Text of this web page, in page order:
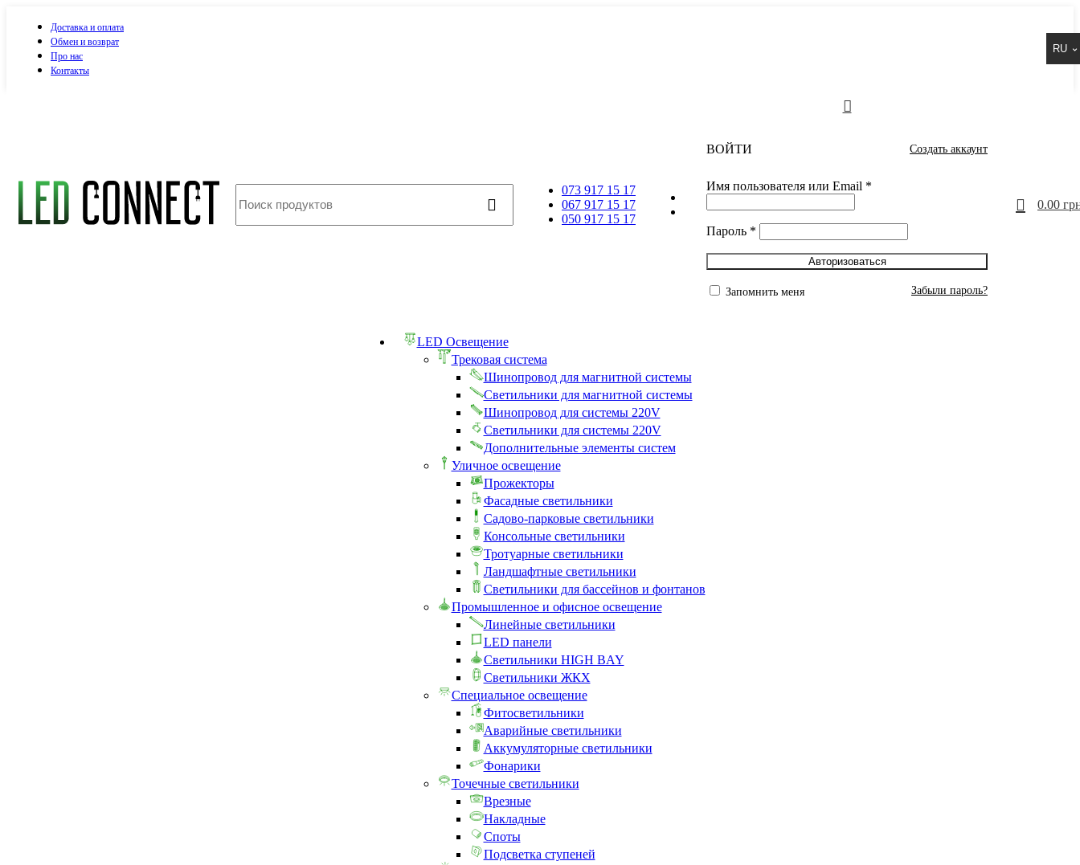
Доставка и оплата
Обмен и возврат
Про нас
Контакты
RU
073 917 15 17
067 917 15 17
050 917 15 17
ВОЙТИ Создать аккаунт
Имя пользователя или Email *
Пароль *
Авторизоваться
Забыли пароль?
Запомнить меня
0.00
LED Освещение
Трековая система
Шинопровод для магнитной системы
Светильники для магнитной системы
Шинопровод для системы 220V
Светильники для системы 220V
Дополнительные элементы систем
Уличное освещение
Прожекторы
Фасадные светильники
Садово-парковые светильники
Консольные светильники
Тротуарные светильники
Ландшафтные светильники
Светильники для бассейнов и фонтанов
Промышленное и офисное освещение
Линейные светильники
LED панели
Светильники HIGH BAY
Светильники ЖКХ
Специальное освещение
Фитосветильники
Аварийные светильники
Аккумуляторные светильники
Фонарики
Точечные светильники
Врезные
Накладные
Споты
Подсветка ступеней